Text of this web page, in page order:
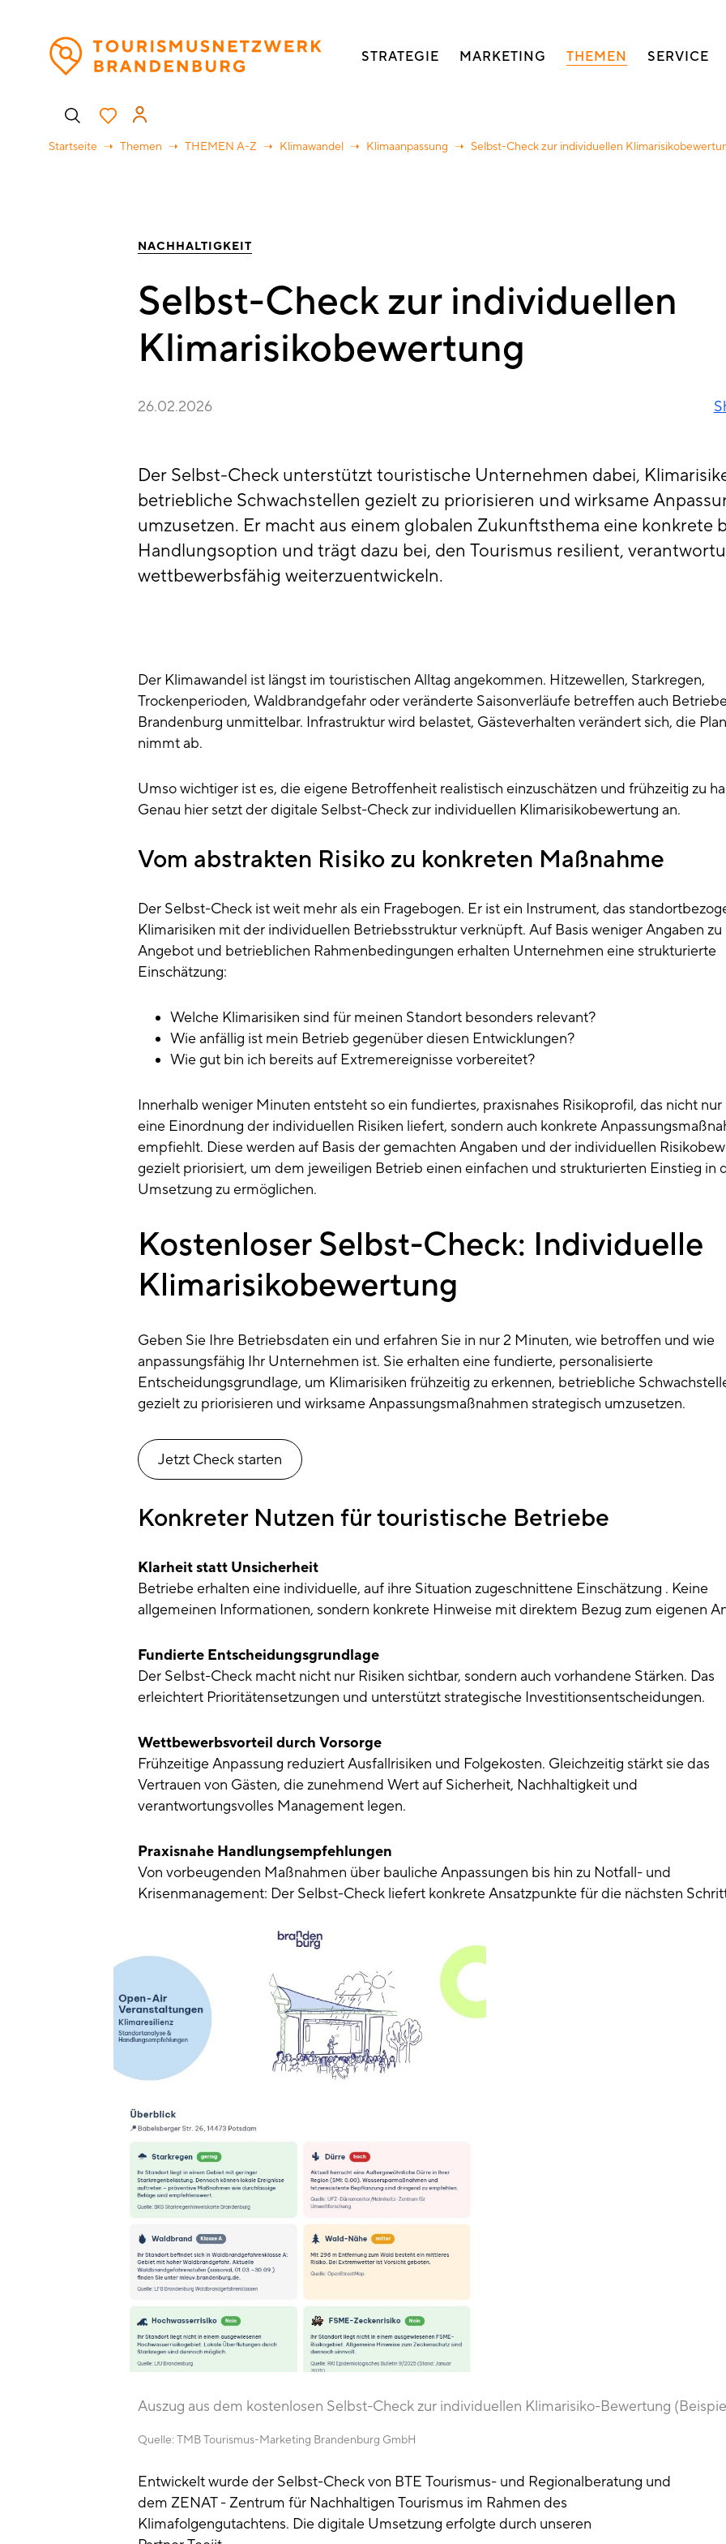
Hauptnavigation
STRATEGIE MARKETING THEMEN SERVICE
Benutzermenü
Startseite Themen THEMEN A-Z Klimawandel Klimaanpassung Selbst-Check zur individuellen
NACHHALTIGKEIT
Selbst-Check zur individuellen
Klimarisikobewertung
26.02.2026
Der Selbst-Check unterstützt touristische Unternehmen dabei,
betriebliche Schwachstellen gezielt zu priorisieren und wirksame
umzusetzen. Er macht aus einem globalen Zukunftsthema eine konkrete
Handlungsoption und trägt dazu bei, den Tourismus resilient,
wettbewerbsfähig weiterzuentwickeln.
Der Klimawandel ist längst im touristischen Alltag angekommen. Hitzewellen, Starkregen,
Trockenperioden, Waldbrandgefahr oder veränderte Saisonverläufe betreffen auch
Brandenburg unmittelbar. Infrastruktur wird belastet, Gästeverhalten verändert sich, die
nimmt ab.
Umso wichtiger ist es, die eigene Betroffenheit realistisch einzuschätzen und frühzeitig zu
Genau hier setzt der digitale Selbst-Check zur individuellen Klimarisikobewertung an.
Vom abstrakten Risiko zu konkreten Maßnahme
Der Selbst-Check ist weit mehr als ein Fragebogen. Er ist ein Instrument, das
Klimarisiken mit der individuellen Betriebsstruktur verknüpft. Auf Basis weniger Angaben zu
Angebot und betrieblichen Rahmenbedingungen erhalten Unternehmen eine strukturierte
Einschätzung:
Welche Klimarisiken sind für meinen Standort besonders relevant?
Wie anfällig ist mein Betrieb gegenüber diesen Entwicklungen?
Wie gut bin ich bereits auf Extremereignisse vorbereitet?
Innerhalb weniger Minuten entsteht so ein fundiertes, praxisnahes Risikoprofil, das nicht nur
eine Einordnung der individuellen Risiken liefert, sondern auch konkrete
empfiehlt. Diese werden auf Basis der gemachten Angaben und der individuellen
gezielt priorisiert, um dem jeweiligen Betrieb einen einfachen und strukturierten Einstieg in
Umsetzung zu ermöglichen.
Kostenloser Selbst-Check: Individuelle
Klimarisikobewertung
Geben Sie Ihre Betriebsdaten ein und erfahren Sie in nur 2 Minuten, wie betroffen und wie
anpassungsfähig Ihr Unternehmen ist. Sie erhalten eine fundierte, personalisierte
Entscheidungsgrundlage, um Klimarisiken frühzeitig zu erkennen, betriebliche
gezielt zu priorisieren und wirksame Anpassungsmaßnahmen strategisch umzusetzen.
Jetzt Check starten
Konkreter Nutzen für touristische Betriebe
Klarheit statt Unsicherheit
Betriebe erhalten eine individuelle, auf ihre Situation zugeschnittene Einschätzung . Keine
allgemeinen Informationen, sondern konkrete Hinweise mit direktem Bezug zum eigenen
Fundierte Entscheidungsgrundlage
Der Selbst-Check macht nicht nur Risiken sichtbar, sondern auch vorhandene Stärken. Das
erleichtert Prioritätensetzungen und unterstützt strategische Investitionsentscheidungen.
Wettbewerbsvorteil durch Vorsorge
Frühzeitige Anpassung reduziert Ausfallrisiken und Folgekosten. Gleichzeitig stärkt sie das
Vertrauen von Gästen, die zunehmend Wert auf Sicherheit, Nachhaltigkeit und
verantwortungsvolles Management legen.
Praxisnahe Handlungsempfehlungen
Von vorbeugenden Maßnahmen über bauliche Anpassungen bis hin zu Notfall- und
Krisenmanagement: Der Selbst-Check liefert konkrete Ansatzpunkte für die nächsten
Auszug aus dem kostenlosen Selbst-Check zur individuellen Klimarisiko-Bewertung
Quelle: TMB Tourismus-Marketing Brandenburg GmbH
Entwickelt wurde der Selbst-Check von BTE Tourismus- und Regionalberatung und
dem ZENAT - Zentrum für Nachhaltigen Tourismus im Rahmen des
Klimafolgengutachtens. Die digitale Umsetzung erfolgte durch unseren